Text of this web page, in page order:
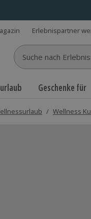
Erlebnispartner
Suche nach
Geschenke für
/ Wellness